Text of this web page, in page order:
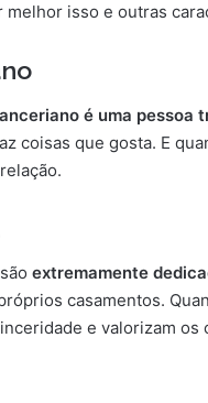
melhor isso e outras
é uma pessoa
coisas que gosta. E
extremamente
casamentos.
e valorizam os